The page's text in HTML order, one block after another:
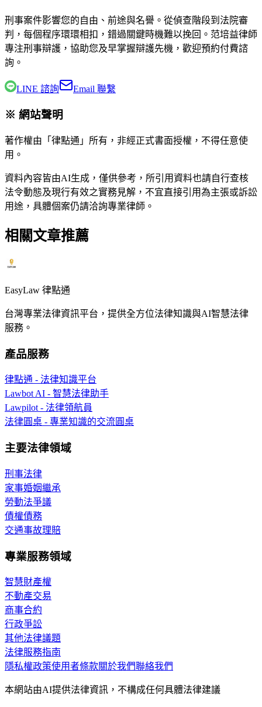
刑事案件影響您的自由、前途與名譽。從偵查階段到法院審
判，每個程序環環相扣，錯過關鍵時機難以挽回。 范培益律師
專注刑事辯護，協助您及早掌握辯護先機，歡迎預約付費諮
詢。
LINE 諮詢 Email 聯繫
※ 網站聲明
著作權由「律點通」所有，非經正式書面授權，不得任意使
用。
資料內容皆由AI生成，僅供參考，所引用資料也請自行查核
法令動態及現行有效之實務見解，不宜直接引用為主張或訴訟
用途，具體個案仍請洽詢專業律師。
相關文章推薦
EasyLaw 律點通
台灣專業法律資訊平台，提供全方位法律知識與AI智慧法律
服務。
產品服務
律點通 - 法律知識平台
Lawbot AI - 智慧法律助手
Lawpilot - 法律領航員
法律圓桌 - 專業知識的交流圓桌
主要法律領域
刑事法律
家事婚姻繼承
勞動法爭議
債權債務
交通事故理賠
專業服務領域
智慧財產權
不動產交易
商事合約
行政爭訟
其他法律議題
法律服務指南
隱私權政策使用者條款關於我們聯絡我們
本網站由AI提供法律資訊，不構成任何具體法律建議